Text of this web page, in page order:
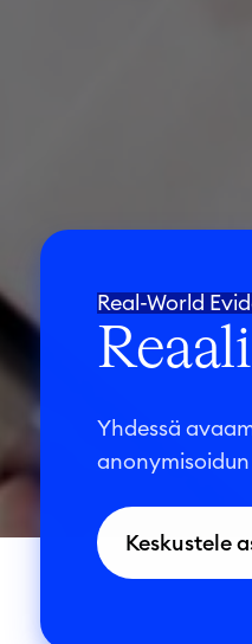
Real-World
Yhdessä
Keskustele